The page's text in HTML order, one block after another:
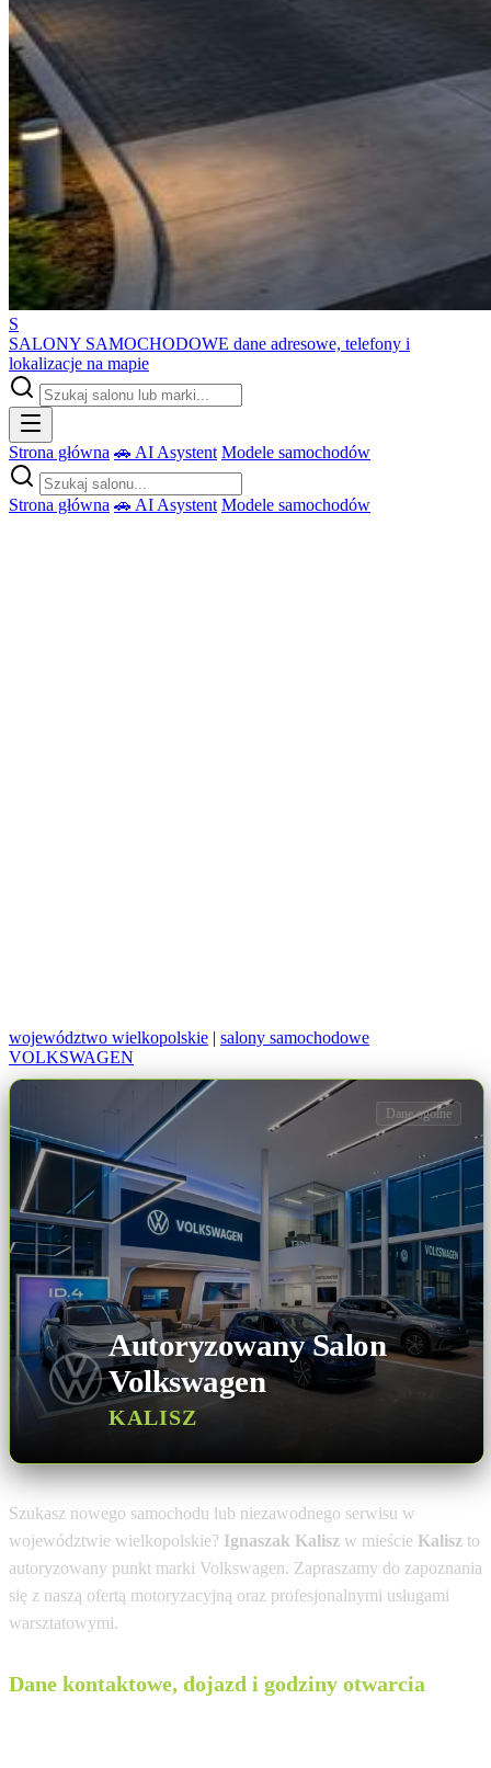
S
SALONY SAMOCHODOWE dane adresowe, telefony i
lokalizacje na mapie
Strona główna 🚗 AI Asystent Modele samochodów
Strona główna 🚗 AI Asystent Modele samochodów
województwo wielkopolskie | salony samochodowe
VOLKSWAGEN
Autoryzowany Salon
Volkswagen
KALISZ
Dane ogólne
Szukasz nowego samochodu lub niezawodnego serwisu w
województwie wielkopolskie? Ignaszak Kalisz w mieście Kalisz to
autoryzowany punkt marki Volkswagen. Zapraszamy do zapoznania
się z naszą ofertą motoryzacyjną oraz profesjonalnymi usługami
warsztatowymi.
Dane kontaktowe, dojazd i godziny otwarcia